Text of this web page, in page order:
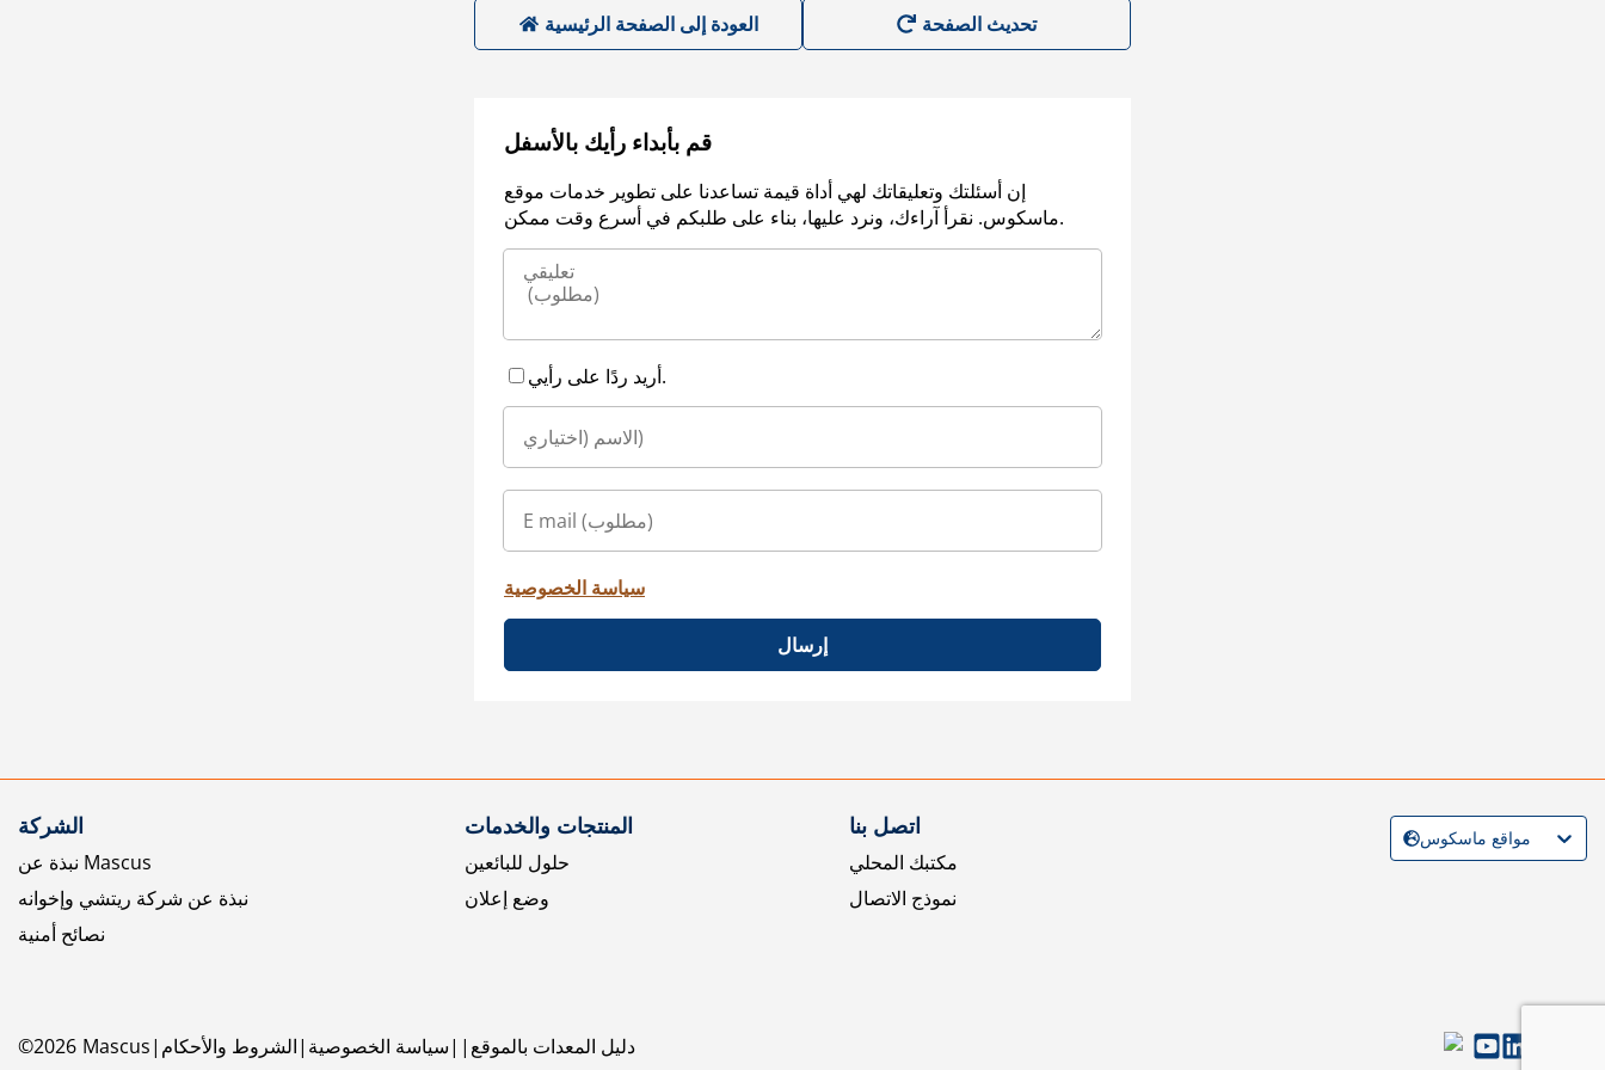
العودة إلى الصفحة الرئيسية
قم بأبداء رأيك بالأسفل
إن أسئلتك وتعليقاتك لهي أداة قيمة تساعدنا على تطوير خدمات موقع
ماسكوس. نقرأ آراءك، ونرد عليها، بناء على طلبكم في أسرع وقت ممكن.
أريد ردًا على رأيي.
سياسة الخصوصية
إرسال
الشركة
نبذة عن Mascus
نبذة عن شركة ريتشي وإخوانه
نصائح أمنية
المنتجات والخدمات
حلول للبائعين
وضع إعلان
اتصل بنا
مكتبك المحلي
نموذج الاتصال
©2026 Mascus الشروط والأحكام سياسة الخصوصية دليل المعدات بالموقع
مواقع ماسكوس